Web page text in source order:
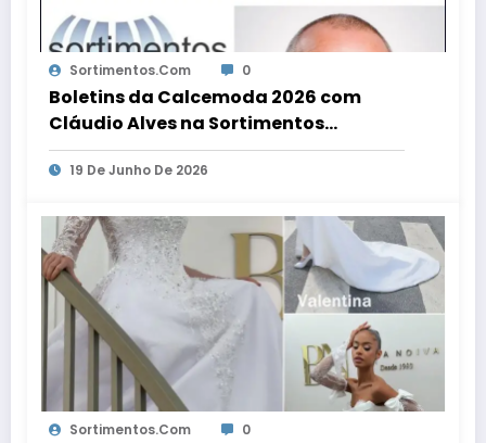
Sortimentos.com 0
Boletins da Calcemoda 2026 com
Cláudio Alves na Sortimentos
WebRadio
19 De Junho De 2026
Sortimentos.com 0